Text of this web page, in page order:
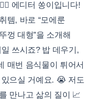
에디터 쏭이입니다!
템, 바로 “모에룬
껑 대형”을 소개해
쓰시죠? 밥 데우기,
매번 음식물이 튀어서
으실 거예요. 😭 저도
만나고 삶의 질이 📈